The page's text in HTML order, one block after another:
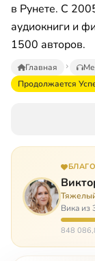
в Рунете. С
аудиокниги и
1500 авторов.
Главная
Продолжается
Вика из
будучи
848